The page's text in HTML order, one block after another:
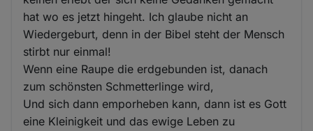
hat wo es jetzt hingeht. Ich glaube nicht an
Wiedergeburt, denn in der Bibel steht der Mensch
stirbt nur einmal!
Wenn eine Raupe die erdgebunden ist, danach
zum schönsten Schmetterlinge wird,
Und sich dann emporheben kann, dann ist es Gott
eine Kleinigkeit und das ewige Leben zu